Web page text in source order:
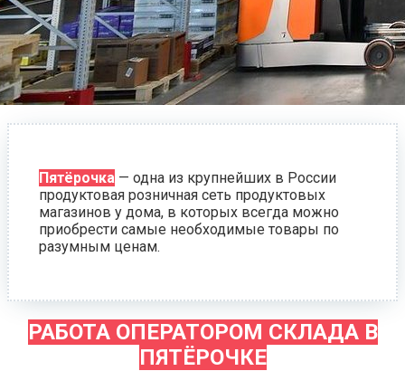
Пятёрочка — одна из крупнейших в России
продуктовая розничная сеть продуктовых
магазинов у дома, в которых всегда можно
приобрести самые необходимые товары по
разумным ценам.
РАБОТА ОПЕРАТОРОМ СКЛАДА В
ПЯТЁРОЧКЕ